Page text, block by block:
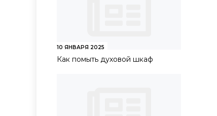
10 ЯНВАРЯ 2025
Как помыть духовой шкаф